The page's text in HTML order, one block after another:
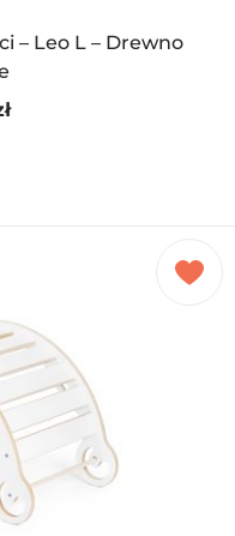
– Leo L – Drewno